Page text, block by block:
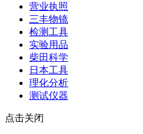
营业执照
三丰物镜
检测工具
实验用品
柴田科学
日本工具
理化分析
测试仪器
点击关闭